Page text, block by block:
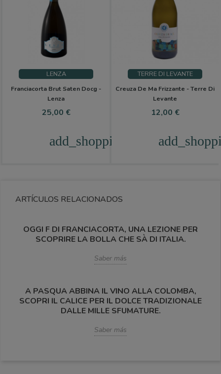
LENZA
Franciacorta Brut Saten Docg -
Lenza
Precio
25,00 €
add_shopping_cart
TERRE DI LEVANTE
Creuza De Ma Frizzante - Terre Di
Levante
Precio
12,00 €
ARTÍCULOS RELACIONADOS
OGGI F DI FRANCIACORTA, UNA LEZIONE PER
SCOPRIRE LA BOLLA CHE SÀ DI ITALIA.
Saber más
A PASQUA ABBINA IL VINO ALLA COLOMBA,
SCOPRI IL CALICE PER IL DOLCE TRADIZIONALE
DALLE MILLE SFUMATURE.
Saber más